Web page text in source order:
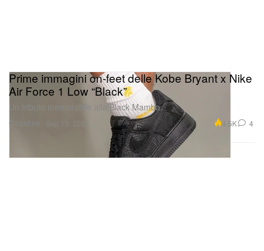
Calzature
Prime immagini on-feet delle Kobe Bryant x Nike
Air Force 1 Low “Black”
Un tributo memorabile alla Black Mamba.
Sep 19, 2025 4.5K 4